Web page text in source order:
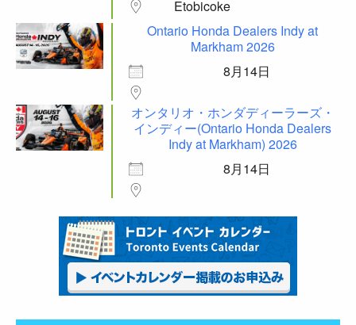
Etobicoke
Ontario Honda Dealers Indy at
Markham 2026
8月14日
オンタリオ・ホンダディーラーズ・
インディー(Ontario Honda Dealers
Indy at Markham) 2026
8月14日